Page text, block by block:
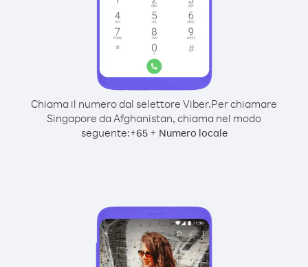
Chiama il numero dal selettore Viber.Per chiamare
Singapore da Afghanistan, chiama nel modo
seguente:+65+ Numero locale